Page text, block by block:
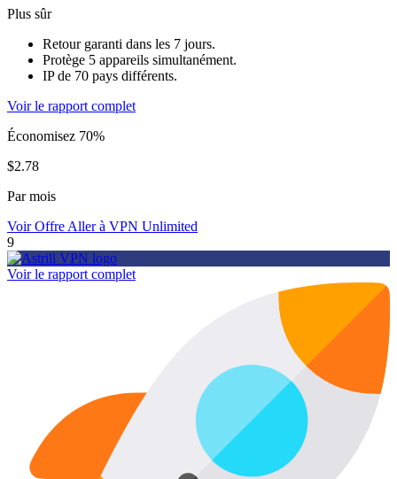
Plus sûr
Retour garanti dans les 7 jours.
Protège 5 appareils simultanément.
IP de 70 pays différents.
Voir le rapport complet
Économisez 70%
$2.78
Par mois
Voir Offre Aller à VPN Unlimited
9
Voir le rapport complet